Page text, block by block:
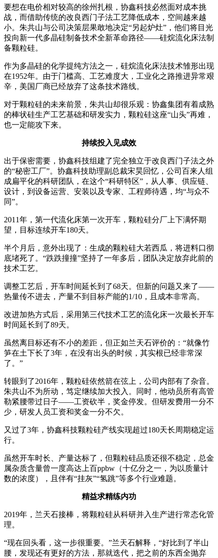
要想在电价相对较高的徐州扎根，协鑫科技必然面对成本挑
战，而借助传统的改良西门子法工艺降低成本，空间越来越
小。朱共山与公司决策层果敢地决定“另起炉灶”，他们将目光
投向新一代多晶硅制备技术全新革命路径——硅烷流化床法制
备颗粒硅。
作为多晶硅的化学提纯方法之一，硅烷流化床法技术雏形出现
在1952年。由于门槛高、工艺难度大，工业化之路推进异常艰
辛，美国厂商已经放弃了这条技术路线。
对于颗粒硅的未来前景，朱共山却很乐观：协鑫集团有着成熟
的棒状硅生产工艺基础和研发实力，颗粒硅这座“山头”再难，
也一定能攻下来。
持续投入见成效
出于保密需要，协鑫科技组建了完全独立于改良西门子法之外
的“秘密工厂”。协鑫科技助理副总裁宋昊回忆，公司百来人组
成扁平化的科研团队，在这个“科研特区”，从人事、供应链、
设计，到设备运营、安装以及专家、工程师待遇，均“与众不
同”。
2011年，第一代流化床第一次开车，颗粒硅分厂上下满怀期
望，目标连续开车180天。
半个月后，意外出现了：生成的颗粒硅大若西瓜，将进料口彻
底堵死了。“跌跌撞撞”坚持了一年多后，团队决定放弃此前的
技术工艺。
调整工艺后，开车时间延长到了68天。但新的问题又来了——
热量传不进去，产量不到目标产能的1/10 ，且成本非常高。
改进加热方式后，采用第三代技术工艺的流化床一次最长开车
时间延长到了89天。
虽然离目标还有不小的差距，但正如兰天石评价的：“就像竹
笋在土下长了3年，在没有出头的时候，其实根已经非常深
了。”
转眼到了2016年，颗粒硅依然箭在弦上，公司内部有了杂音。
朱共山不为所动，笃定继续加大投入。同时，他动员所有高管
勒紧腰带过日子——工资砍半，奖金停发。但研发费用一分不
少，研发人员工资和奖金一分不欠。
又过了3年，协鑫科技颗粒硅产线实现超过180天长周期稳定运
行。
虽然开车时长、产量达标了，但颗粒硅品质还很不稳定，总金
属杂质含量曾一度高达上百ppbw （十亿分之一，为以质量计
数的浓度），且伴有“挂灰”“氢跳”等多个行业难题。
精益求精练内功
2019年，兰天石接棒，将颗粒硅从科研并入生产进行常态化管
理。
“现在回头看，这一步很重要。”兰天石解释，“好比到了半山
腰，发现还有更好的方法，那就迭代，把之前的东西全抛弃